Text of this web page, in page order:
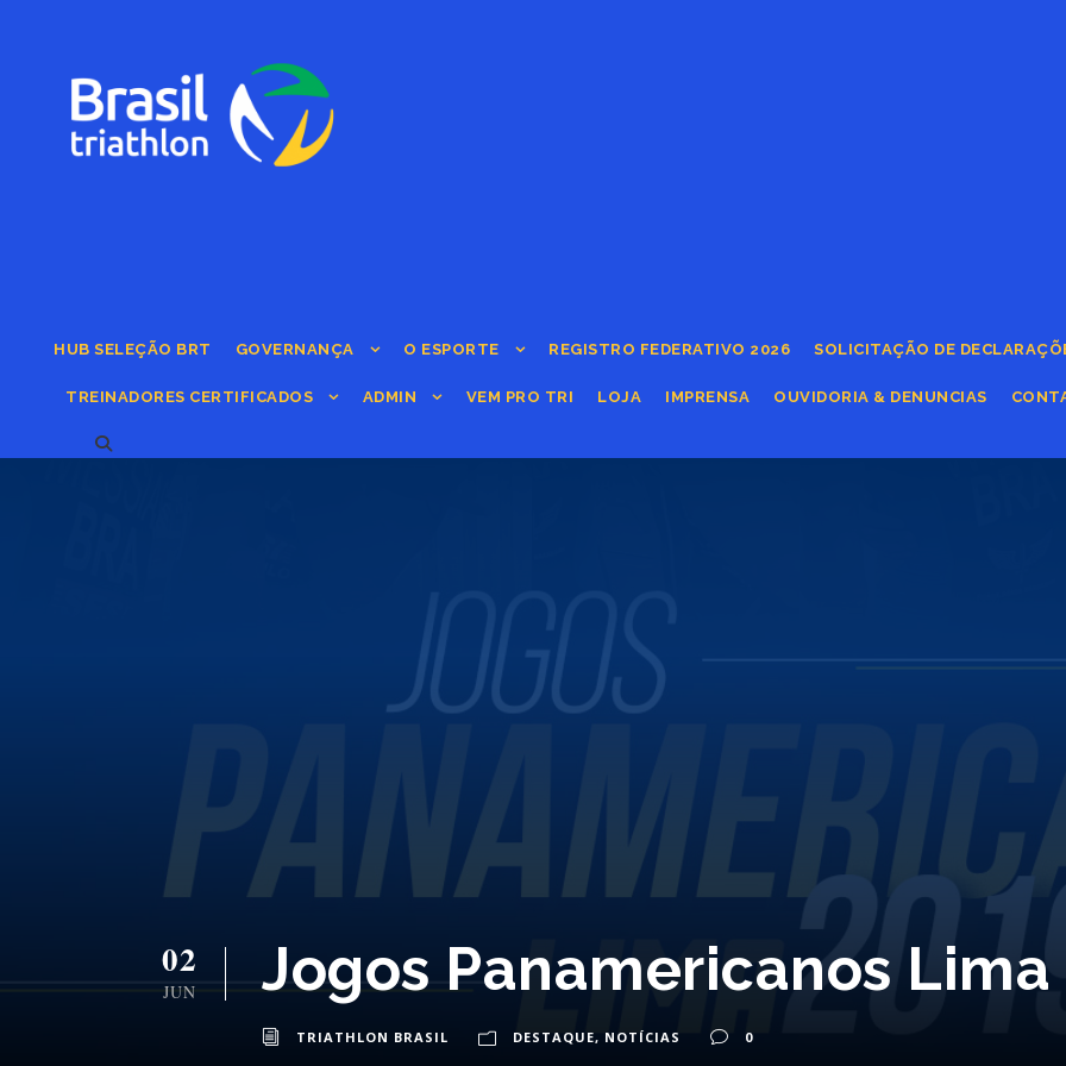
HUB SELEÇÃO BRT GOVERNANÇA O ESPORTE REGISTRO FEDERATIVO 2026 SOLICITAÇÃO DE
TREINADORES CERTIFICADOS ADMIN VEM PRO TRI LOJA IMPRENSA OUVIDORIA & DENUNCIAS
02
JUN Jogos Panamericanos Lima
TRIATHLON BRASIL DESTAQUE, NOTÍCIAS 0